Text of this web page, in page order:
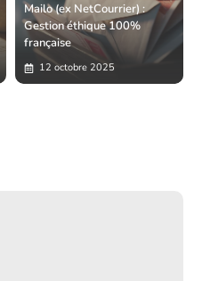
Mailo (ex NetCourrier) :
Gestion éthique 100%
française
12 octobre 2025